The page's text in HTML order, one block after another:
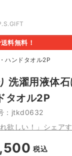
料無料！
ハンドタオル2P
洗濯用液体
タオル2P
：jtkd0632
れ欲しい！」シェア
税込